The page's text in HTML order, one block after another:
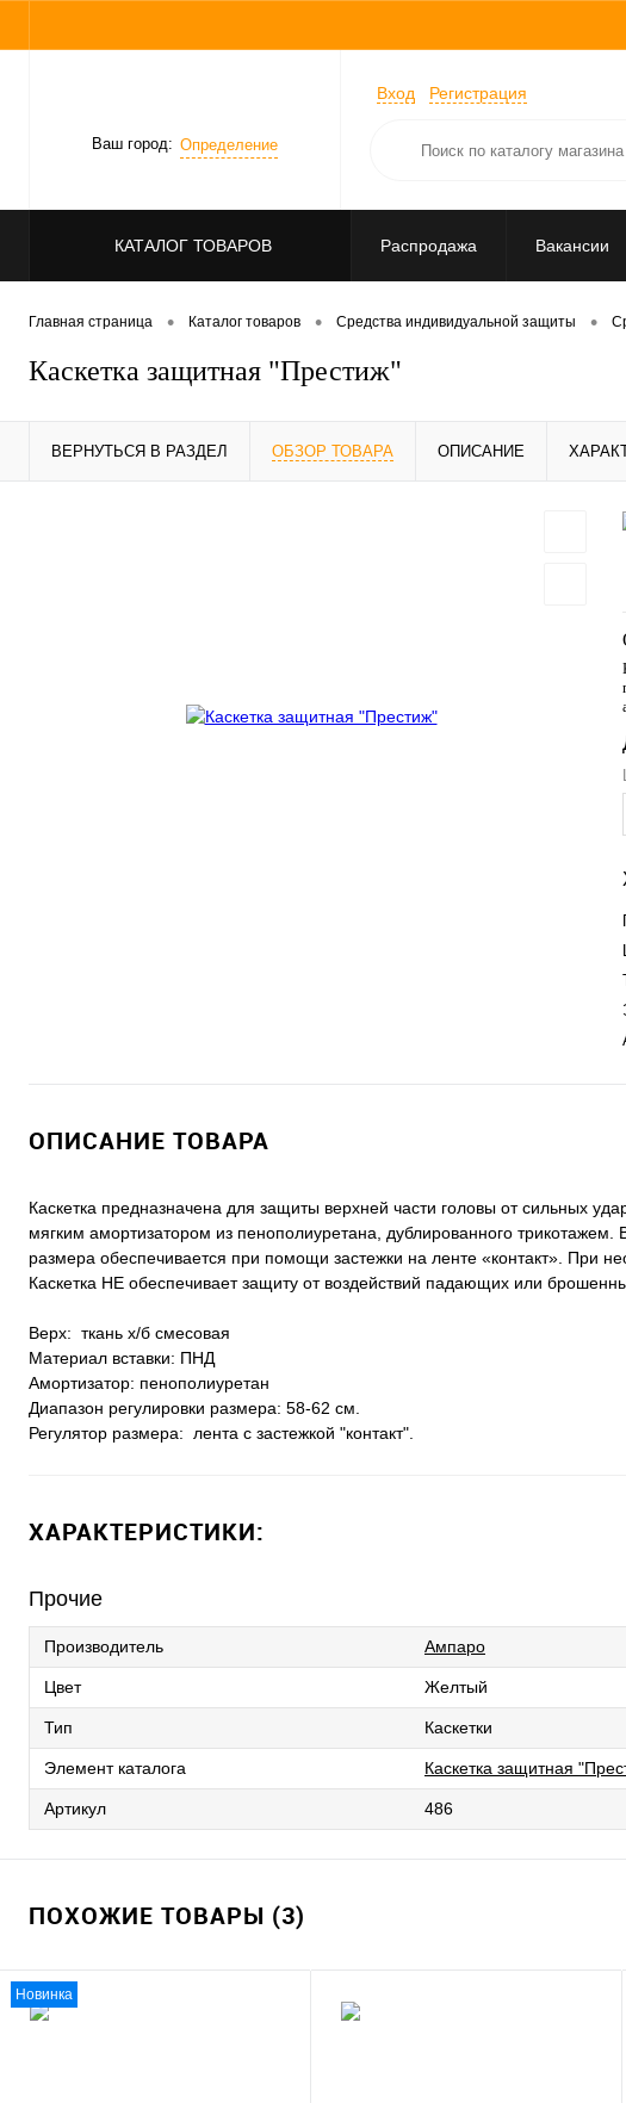
Ваш город: Определение
Вход Регистрация
КАТАЛОГ ТОВАРОВ Распродажа Вакансии
Главная страница • Каталог товаров • Средства индивидуальной защиты •
Каскетка защитная "Престиж"
ВЕРНУТЬСЯ В РАЗДЕЛ ОБЗОР ТОВАРА ОПИСАНИЕ
ОПИСАНИЕ ТОВАРА
Каскетка предназначена для защиты верхней части головы от сильных
мягким амортизатором из пенополиуретана, дублированного
размера обеспечивается при помощи застежки на ленте «контакт». При
Каскетка НЕ обеспечивает защиту от воздействий падающих или
Верх: ткань х/б смесовая
Материал вставки: ПНД
Амортизатор: пенополиуретан
Диапазон регулировки размера: 58-62 см.
Регулятор размера: лента с застежкой "контакт".
ХАРАКТЕРИСТИКИ:
Прочие
Производитель Ампаро
Цвет Желтый
Тип Каскетки
Элемент каталога Каскетка защитная
Артикул 486
ПОХОЖИЕ ТОВАРЫ (3)
Новинка